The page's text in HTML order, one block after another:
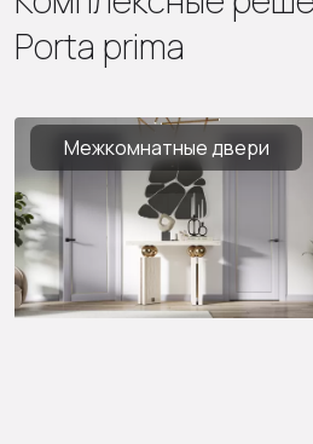
Porta prima
Межкомнатные двери